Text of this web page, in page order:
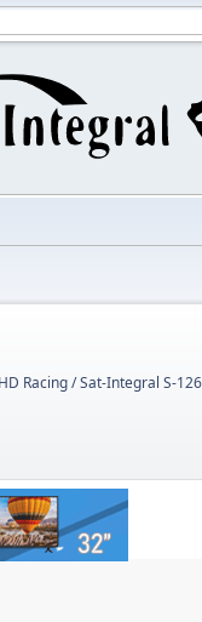
Racing / Sat-Integral S-